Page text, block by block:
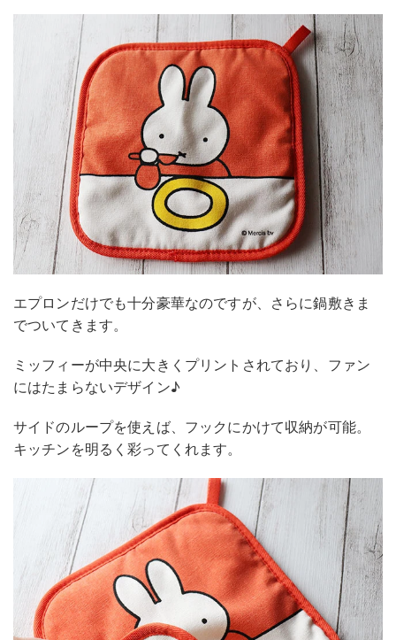
エプロンだけでも十分豪華なのですが、さらに鍋敷きま
でついてきます。
ミッフィーが中央に大きくプリントされており、ファン
にはたまらないデザイン♪
サイドのループを使えば、フックにかけて収納が可能。
キッチンを明るく彩ってくれます。